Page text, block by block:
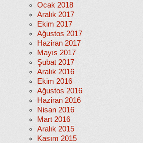
Ocak 2018
Aralık 2017
Ekim 2017
Ağustos 2017
Haziran 2017
Mayıs 2017
Şubat 2017
Aralık 2016
Ekim 2016
Ağustos 2016
Haziran 2016
Nisan 2016
Mart 2016
Aralık 2015
Kasım 2015